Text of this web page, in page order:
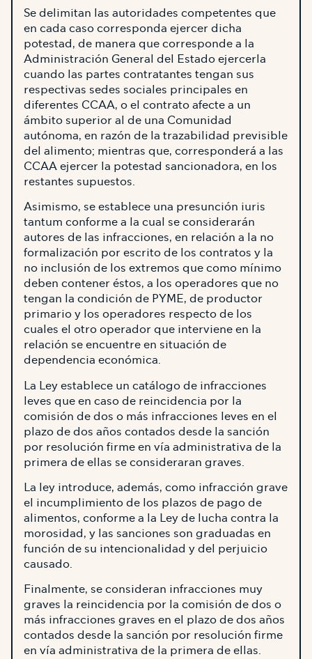
Se delimitan las autoridades competentes que
en cada caso corresponda ejercer dicha
potestad, de manera que corresponde a la
Administración General del Estado ejercerla
cuando las partes contratantes tengan sus
respectivas sedes sociales principales en
diferentes CCAA, o el contrato afecte a un
ámbito superior al de una Comunidad
autónoma, en razón de la trazabilidad previsible
del alimento; mientras que, corresponderá a las
CCAA ejercer la potestad sancionadora, en los
restantes supuestos.
Asimismo, se establece una presunción iuris
tantum conforme a la cual se considerarán
autores de las infracciones, en relación a la no
formalización por escrito de los contratos y la
no inclusión de los extremos que como mínimo
deben contener éstos, a los operadores que no
tengan la condición de PYME, de productor
primario y los operadores respecto de los
cuales el otro operador que interviene en la
relación se encuentre en situación de
dependencia económica.
La Ley establece un catálogo de infracciones
leves que en caso de reincidencia por la
comisión de dos o más infracciones leves en el
plazo de dos años contados desde la sanción
por resolución firme en vía administrativa de la
primera de ellas se consideraran graves.
La ley introduce, además, como infracción grave
el incumplimiento de los plazos de pago de
alimentos, conforme a la Ley de lucha contra la
morosidad, y las sanciones son graduadas en
función de su intencionalidad y del perjuicio
causado.
Finalmente, se consideran infracciones muy
graves la reincidencia por la comisión de dos o
más infracciones graves en el plazo de dos años
contados desde la sanción por resolución firme
en vía administrativa de la primera de ellas.